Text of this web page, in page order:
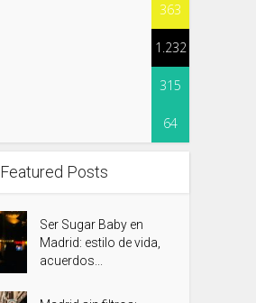
363
1.232
315
64
Featured Posts
Ser Sugar Baby en
Madrid: estilo de vida,
acuerdos...